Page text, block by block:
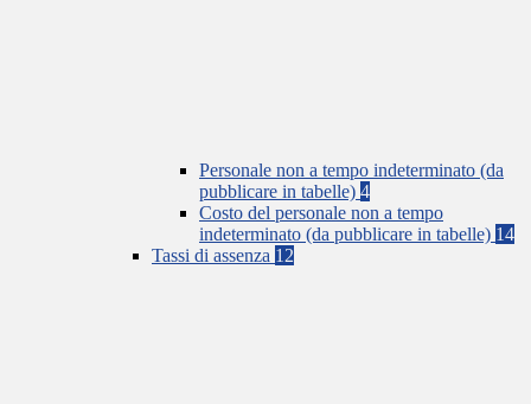
Personale non a tempo indeterminato (da
pubblicare in tabelle) 4
Costo del personale non a tempo
indeterminato (da pubblicare in tabelle) 14
Tassi di assenza 12